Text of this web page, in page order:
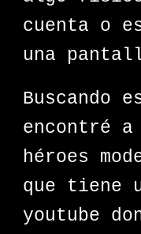
cuenta o
una
Buscando
encontré a
héroes
que tiene
youtube